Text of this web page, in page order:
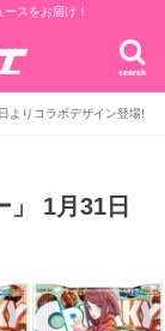
スをお届け！
search
よりコラボデザイン登場!
」 1月31日